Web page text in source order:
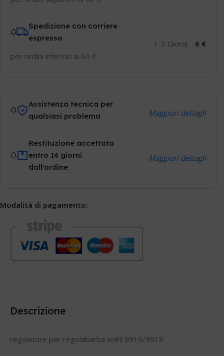
Spedizione con corriere
espresso
per ordini inferiori ai 60 €
1-3 Giorni 6 €
Assistenza tecnica per
qualsiasi problema
Maggiori dettagli
Restituzione accettata
entro 14 giorni
dall'ordine
Maggiori dettagli
Modalità di pagamento:
Descrizione
regolatore per regolabarba wahl 9916/9918